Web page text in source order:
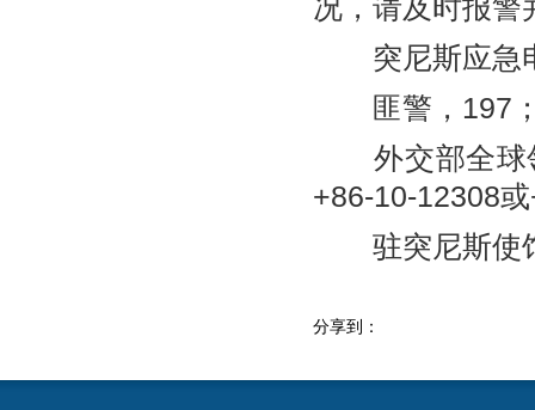
况，请及时报警
突尼斯应急
匪警，197；
外交部全球领
+86-10-12308
驻突尼斯使馆
分享到：